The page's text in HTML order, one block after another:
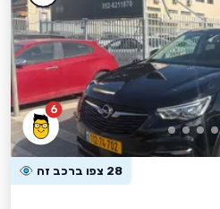
6
28 צפו ברכב זה